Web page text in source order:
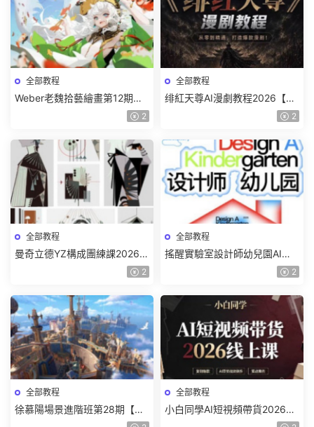
全部教程
Weber老魏拾藝繪畫第12期角
色特訓班【畫質不錯隻有視
2
全部教程
绯紅天尊AI漫劇教程2026【畫
2
全部教程
曼奇立德YZ構成團練課2026年
8月已結課【畫質高清有課件】
2
全部教程
搖醒實驗室設計師幼兒園AI軟
件基礎課2025【畫質不錯有素
2
全部教程
徐慕陽場景進階班第28期【畫
全部教程
小白同學AI短視頻帶貨2026線